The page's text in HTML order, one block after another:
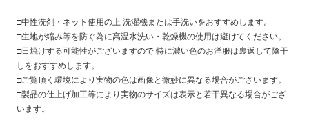
□中性洗剤・ネット使用の上 洗濯機または手洗いをおすすめします。
□生地が縮み等を防ぐ為に高温水洗い・乾燥機の使用は避けてください。
□日焼けする可能性がございますので 特に濃い色のお洋服は裏返して陰干
しをおすすめします。
□ご覧頂く環境により実物の色は画像と微妙に異なる場合がございます。
□製品の仕上げ加工等により実物のサイズは表示と若干異なる場合がござ
います。